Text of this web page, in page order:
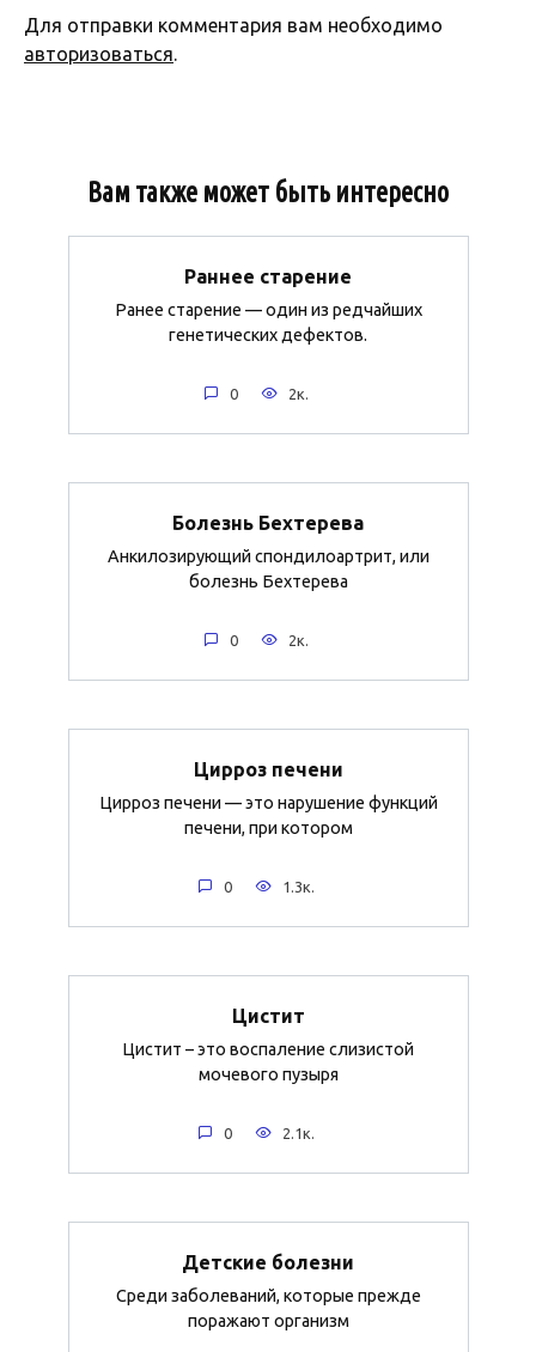
Для отправки комментария вам необходимо
авторизоваться.
Вам также может быть интересно
Раннее старение
Ранее старение — один из редчайших
генетических дефектов.
0 2к.
Болезнь Бехтерева
Анкилозирующий спондилоартрит, или
болезнь Бехтерева
0 2к.
Цирроз печени
Цирроз печени — это нарушение функций
печени, при котором
0 1.3к.
Цистит
Цистит – это воспаление слизистой
мочевого пузыря
0 2.1к.
Детские болезни
Среди заболеваний, которые прежде
поражают организм